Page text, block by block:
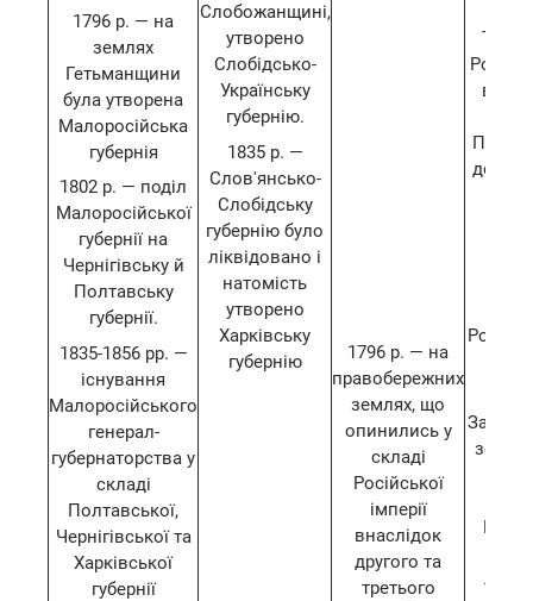
1796 р. — на
землях
Гетьманщини
була утворена
Малоросійська
губернія
1802 р. — поділ
Малоросійської
губернії на
Чернігівську й
Полтавську
губернії.
1835-1856 рр. —
існування
Малоросійського
генерал-
губернаторства у
складі
Полтавської,
Чернігівської та
Харківської
губернії
Слобожанщині,
утворено
Слобідсько-
Українську
губернію.
1835 р. —
Слов'янсько-
Слобідську
губернію було
ліквідовано і
натомість
утворено
Харківську
губернію
1796 р. — на
правобережних
землях, що
опинились у
складі
Російської
імперії
внаслідок
другого та
третього
до
1791